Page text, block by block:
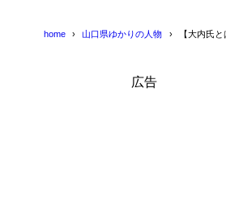
home 山口県ゆかりの人物 【大内氏
広告